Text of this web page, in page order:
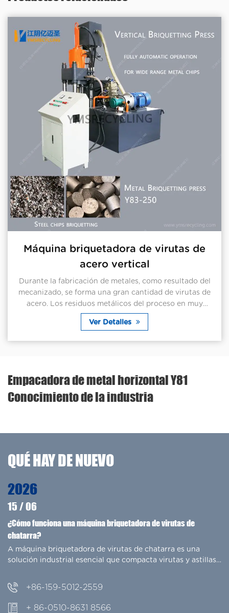
Máquina briquetadora de virutas
latón vertical
La máquina briquetadora de metal es
adecuada para industrias de procesamiento y
de metales, como empresas procesadoras de
empresas de reciclaje de metales y planta...
Ver Detalles
Empacadora de metal horizontal Y81
Conocimiento de la industria
QUÉ HAY DE NUEVO
2026
15 /06
¿Cómo funciona una máquina briquetadora de virutas de
chatarra?
A máquina briquetadora de virutas de chatarra es una
solución industrial esencial que compacta virutas y astillas
+86-159-5012-2559
+ 86-0510-8631 8566